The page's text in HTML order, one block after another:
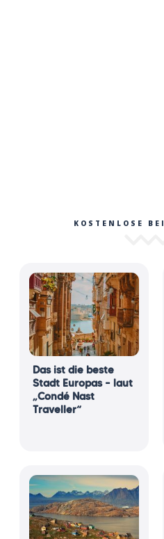
KOSTENLOSE
Das ist die beste
Stadt Europas – laut
„Condé Nast
Traveller“